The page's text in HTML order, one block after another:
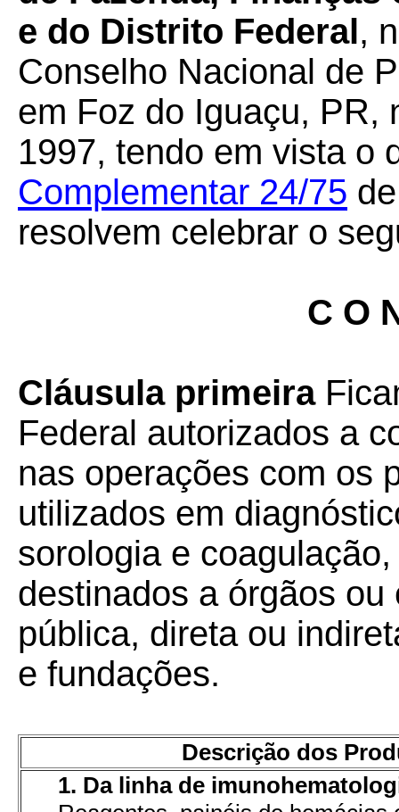
e do Distrito Federal,
Conselho Nacional de
em Foz do Iguaçu, PR,
1997, tendo em vista o
Complementar 24/75
resolvem celebrar o
C O
Cláusula primeira
Federal autorizados a
nas operações com os
utilizados em
sorologia e
destinados a órgãos
pública, direta ou
e fundações.
Descrição dos
1. Da linha de